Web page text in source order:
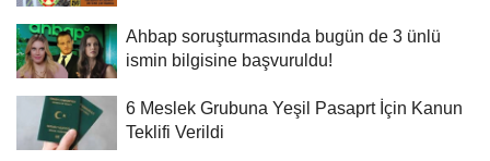
Ahbap soruşturmasında bugün de 3 ünlü
ismin bilgisine başvuruldu!
6 Meslek Grubuna Yeşil Pasaprt İçin Kanun
Teklifi Verildi